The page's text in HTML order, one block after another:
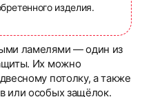
изделия.
ламелями — один из
Их можно
потолку, а также
или особых защёлок.